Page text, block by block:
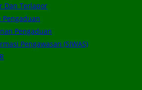
Dan Terlapor
Pengaduan
Pengaduan
Pengawasan (SIWAS)